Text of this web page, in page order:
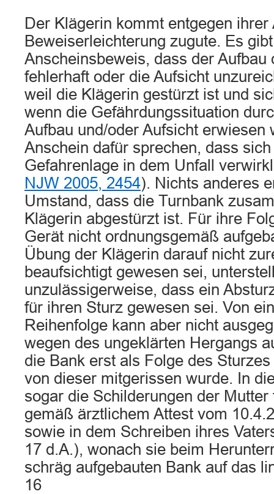
Der Klägerin kommt entgegen
Beweiserleichterung zugute. Es
Anscheinsbeweis, dass der Aufbau
fehlerhaft oder die Aufsicht
weil die Klägerin gestürzt ist und
wenn die Gefährdungssituation
Aufbau und/oder Aufsicht erwiesen
Anschein dafür sprechen, dass
Gefahrenlage in dem Unfall
NJW 2005, 2454). Nichts anderes
Umstand, dass die Turnbank
Klägerin abgestürzt ist. Für ihre
Gerät nicht ordnungsgemäß
Übung der Klägerin darauf nicht
beaufsichtigt gewesen sei,
unzulässigerweise, dass ein
für ihren Sturz gewesen sei. Von
Reihenfolge kann aber nicht
wegen des ungeklärten Hergangs
die Bank erst als Folge des
von dieser mitgerissen wurde. In
sogar die Schilderungen der
gemäß ärztlichem Attest vom
sowie in dem Schreiben ihres
17 d.A.), wonach sie beim
schräg aufgebauten Bank auf das
16